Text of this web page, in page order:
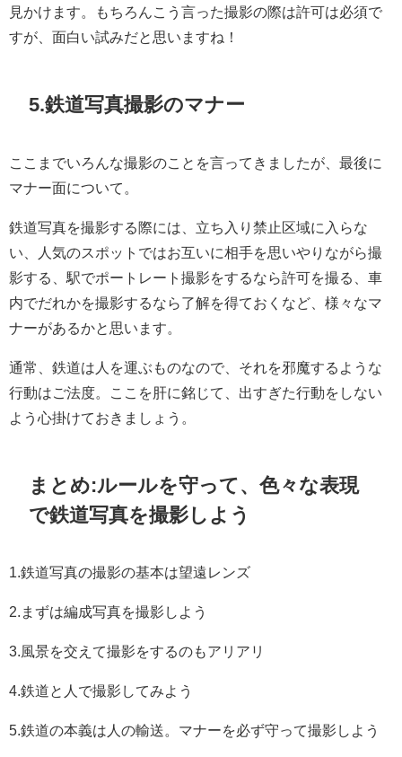
見かけます。もちろんこう言った撮影の際は許可は必須で
すが、面白い試みだと思いますね！
5.鉄道写真撮影のマナー
ここまでいろんな撮影のことを言ってきましたが、最後に
マナー面について。
鉄道写真を撮影する際には、立ち入り禁止区域に入らな
い、人気のスポットではお互いに相手を思いやりながら撮
影する、駅でポートレート撮影をするなら許可を撮る、車
内でだれかを撮影するなら了解を得ておくなど、様々なマ
ナーがあるかと思います。
通常、鉄道は人を運ぶものなので、それを邪魔するような
行動はご法度。ここを肝に銘じて、出すぎた行動をしない
よう心掛けておきましょう。
まとめ:ルールを守って、色々な表現
で鉄道写真を撮影しよう
1.鉄道写真の撮影の基本は望遠レンズ
2.まずは編成写真を撮影しよう
3.風景を交えて撮影をするのもアリアリ
4.鉄道と人で撮影してみよう
5.鉄道の本義は人の輸送。マナーを必ず守って撮影しよう